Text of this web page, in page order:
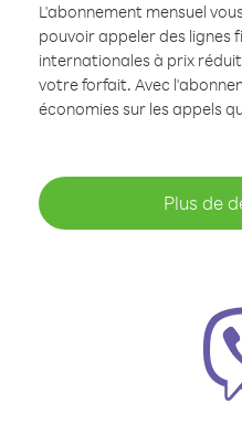
L'abonnement mensuel
pouvoir appeler des lignes
internationales à prix
votre forfait. Avec
économies sur les appels
Plus de